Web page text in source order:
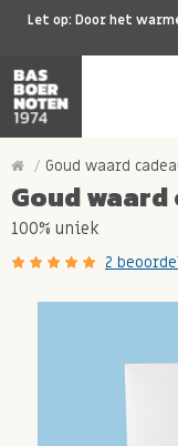
Let op: Door het
Goud waard
Goud
100% uniek
2